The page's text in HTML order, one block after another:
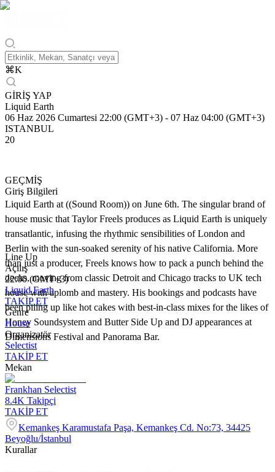
⌘K
GİRİŞ YAP
Liquid Earth
06 Haz 2026 Cumartesi 22:00 (GMT+3) - 07 Haz 04:00 (GMT+3)
ISTANBUL
20
GEÇMİŞ
Giriş Bilgileri
Liquid Earth at ((Sound Room)) on June 6th. The singular brand of
house music that Taylor Freels produces as Liquid Earth is uniquely
transatlantic, infusing the rhythmic sensibilities of London and
Berlin with the sun-soaked serenity of his native California. More
than just a producer, Freels knows how to pack a punch behind the
decks, moving from classic Detroit and Chicago tracks to UK tech
house with aplomb and mastery. His bookings and podcasts have
been piling up like hot cakes with best-in-class mixes for the likes of
Honey Soundsystem and Butter Side Up and DJ appearances at
Dimensions Festival and Panorama Bar.
Line Up
Açılış
22:00 (GMT+3)
Liquid Earth
TAKİP ET
Genre
House
Organizatör
Selectist
TAKİP ET
Mekan
Frankhan Selectist
8.4K Takipçi
TAKİP ET
Kemankeş Karamustafa Paşa, Kemankeş Cd. No:73, 34425
Beyoğlu/İstanbul
Kurallar